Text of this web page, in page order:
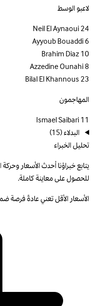
لاعبو الوسط
24
Neil El Aynaoui
6
Ayyoub Bouaddi
10
Brahim Diaz
8
Azzedine Ounahi
23
Bilal El Khannous
المهاجمون
11
Ismael Saibari
البدلاء(15)
تحليل الخبراء
يتابع خبراؤنا أحدث الأسعار
للحصول على معاينة كاملة.
الأسعار الأقل تعني عادةً فرصة